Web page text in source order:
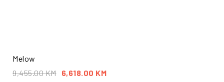
Melow
9,455.00KM 6,618.00 KM